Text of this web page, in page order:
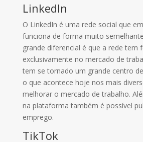
LinkedIn
O LinkedIn é uma rede social que
funciona de forma muito
grande diferencial é que a rede tem
exclusivamente no mercado de
tem se tornado um grande centro
o que acontece hoje nos mais
melhorar o mercado de trabalho.
na plataforma também é possível
emprego.
TikTok